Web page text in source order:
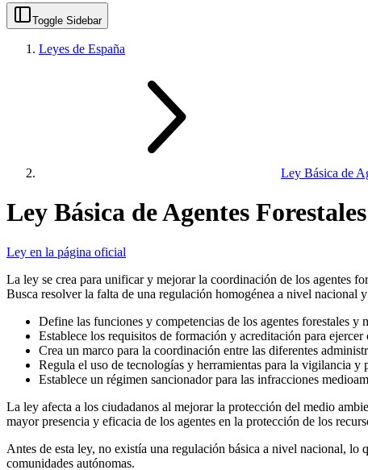
Toggle Sidebar
Leyes de España
Ley Básica de
Ley Básica de Agentes
Ley en la página oficial
La ley se crea para unificar y mejorar la coordinación de los agentes
Busca resolver la falta de una regulación homogénea a nivel nacional
Define las funciones y competencias de los agentes forestales y
Establece los requisitos de formación y acreditación para ejercer
Crea un marco para la coordinación entre las diferentes
Regula el uso de tecnologías y herramientas para la vigilancia y
Establece un régimen sancionador para las infracciones
La ley afecta a los ciudadanos al mejorar la protección del medio
mayor presencia y eficacia de los agentes en la protección de los
Antes de esta ley, no existía una regulación básica a nivel nacional, lo
comunidades autónomas.